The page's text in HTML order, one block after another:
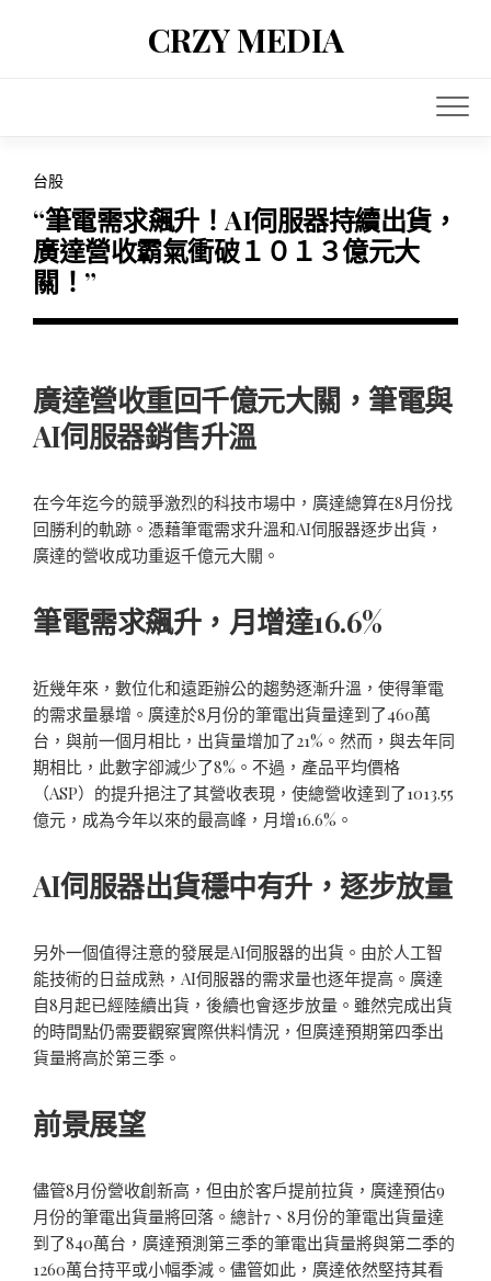
CRZY MEDIA
台股
“筆電需求飆升！AI伺服器持續出貨，
廣達營收霸氣衝破１０１３億元大
關！”
廣達營收重回千億元大關，筆電與
AI伺服器銷售升溫
在今年迄今的競爭激烈的科技市場中，廣達總算在8月份找
回勝利的軌跡。憑藉筆電需求升溫和AI伺服器逐步出貨，
廣達的營收成功重返千億元大關。
筆電需求飆升，月增達16.6%
近幾年來，數位化和遠距辦公的趨勢逐漸升溫，使得筆電
的需求量暴增。廣達於8月份的筆電出貨量達到了460萬
台，與前一個月相比，出貨量增加了21%。然而，與去年同
期相比，此數字卻減少了8%。不過，產品平均價格
（ASP）的提升挹注了其營收表現，使總營收達到了1013.55
億元，成為今年以來的最高峰，月增16.6%。
AI伺服器出貨穩中有升，逐步放量
另外一個值得注意的發展是AI伺服器的出貨。由於人工智
能技術的日益成熟，AI伺服器的需求量也逐年提高。廣達
自8月起已經陸續出貨，後續也會逐步放量。雖然完成出貨
的時間點仍需要觀察實際供料情況，但廣達預期第四季出
貨量將高於第三季。
前景展望
儘管8月份營收創新高，但由於客戶提前拉貨，廣達預估9
月份的筆電出貨量將回落。總計7、8月份的筆電出貨量達
到了840萬台，廣達預測第三季的筆電出貨量將與第二季的
1260萬台持平或小幅季減。儘管如此，廣達依然堅持其看